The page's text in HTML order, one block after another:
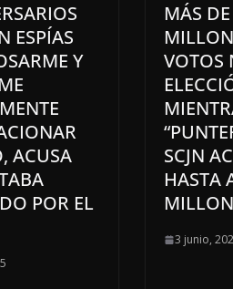
ESPÍAS
Y
ACUSA
POR EL
MÁS
VOTOS
SCJN
HASTA
3 junio,